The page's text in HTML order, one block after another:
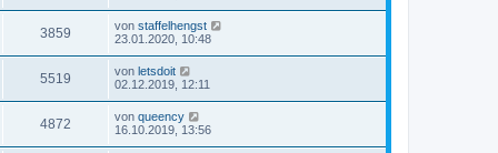
3859 von staffelhengst
23.01.2020, 10:48
5519 von letsdoit
02.12.2019, 12:11
4872 von queency
16.10.2019, 13:56